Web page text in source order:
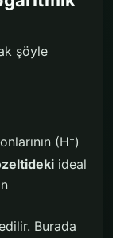
şöyle
(H⁺)
ideal
Burada